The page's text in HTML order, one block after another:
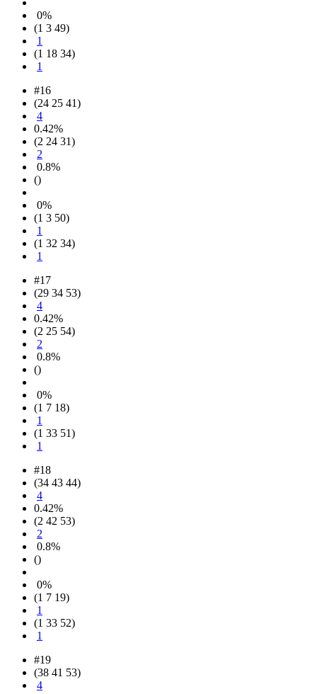
0%
(1 3 49)
1
(1 18 34)
1
#16
(24 25 41)
4
0.42%
(2 24 31)
2
0.8%
()
0%
(1 3 50)
1
(1 32 34)
1
#17
(29 34 53)
4
0.42%
(2 25 54)
2
0.8%
()
0%
(1 7 18)
1
(1 33 51)
1
#18
(34 43 44)
4
0.42%
(2 42 53)
2
0.8%
()
0%
(1 7 19)
1
(1 33 52)
1
#19
(38 41 53)
4